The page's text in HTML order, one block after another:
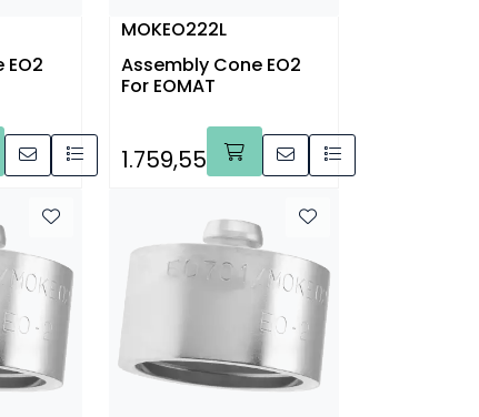
MOKEO222L
Assembly Cone EO2
For EOMAT
1.759,55